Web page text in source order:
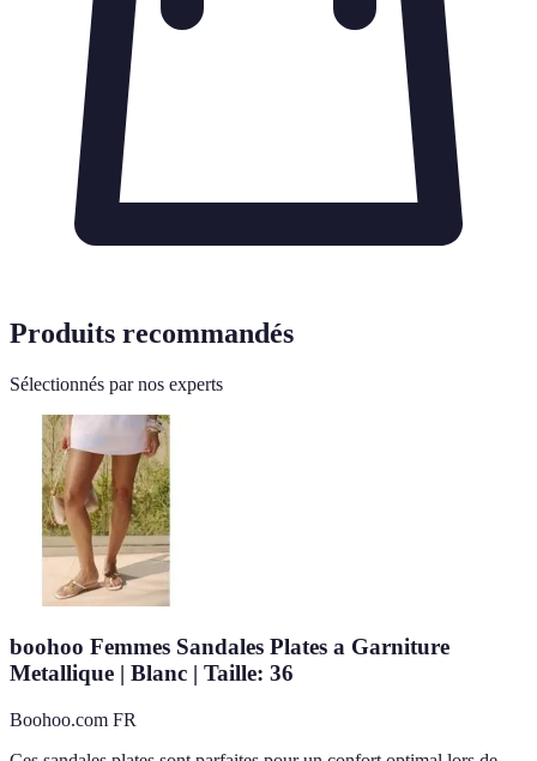
Produits recommandés
Sélectionnés par nos experts
boohoo Femmes Sandales Plates a Garniture
Metallique | Blanc | Taille: 36
Boohoo.com FR